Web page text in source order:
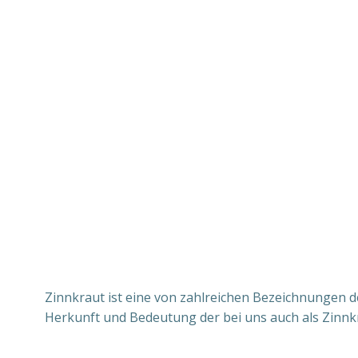
Zinnkraut ist eine von zahlreichen Bezeichnungen
Herkunft und Bedeutung der bei uns auch als